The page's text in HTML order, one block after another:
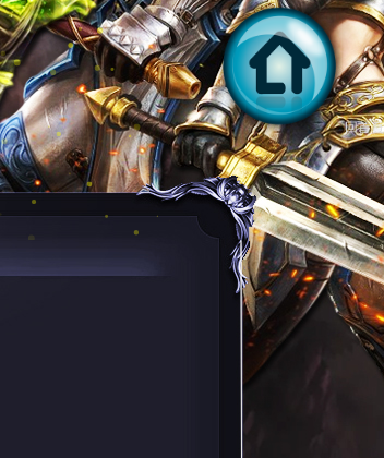
回首頁